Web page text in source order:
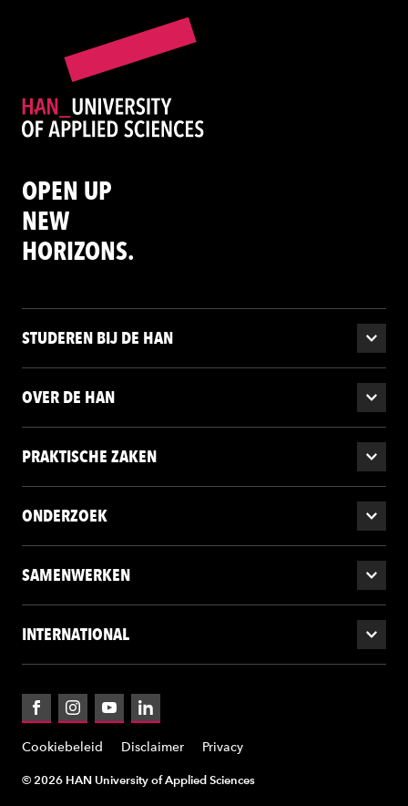
OPEN UP
NEW
HORIZONS.
STUDEREN BIJ DE HAN
OVER DE HAN
PRAKTISCHE ZAKEN
ONDERZOEK
SAMENWERKEN
INTERNATIONAL
FacebookInstagramYouTubeLinkedIn
Cookiebeleid Disclaimer Privacy
© 2026 HAN University of Applied Sciences